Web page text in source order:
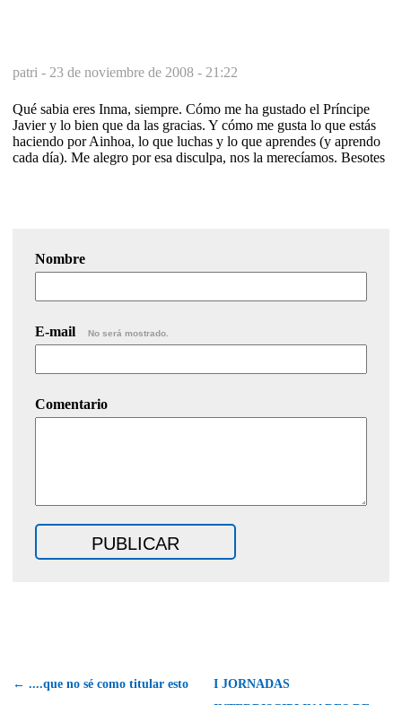
patri - 23 de noviembre de 2008 - 21:22
Qué sabia eres Inma, siempre. Cómo me ha gustado el Príncipe
Javier y lo bien que da las gracias. Y cómo me gusta lo que estás
haciendo por Ainhoa, lo que luchas y lo que aprendes (y aprendo
cada día). Me alegro por esa disculpa, nos la merecíamos. Besotes
Nombre
E-mail No será mostrado.
Comentario
← ....que no sé como titular esto
I JORNADAS